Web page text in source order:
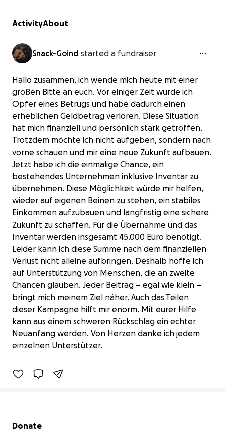
ActivityAbout
Snack-Goind started a fundraiser
Hallo zusammen, ich wende mich heute mit einer
großen Bitte an euch. Vor einiger Zeit wurde ich
Opfer eines Betrugs und habe dadurch einen
erheblichen Geldbetrag verloren. Diese Situation
hat mich finanziell und persönlich stark getroffen.
Trotzdem möchte ich nicht aufgeben, sondern nach
vorne schauen und mir eine neue Zukunft aufbauen.
Jetzt habe ich die einmalige Chance, ein
bestehendes Unternehmen inklusive Inventar zu
übernehmen. Diese Möglichkeit würde mir helfen,
wieder auf eigenen Beinen zu stehen, ein stabiles
Einkommen aufzubauen und langfristig eine sichere
Zukunft zu schaffen. Für die Übernahme und das
Inventar werden insgesamt 45.000 Euro benötigt.
Leider kann ich diese Summe nach dem finanziellen
Verlust nicht alleine aufbringen. Deshalb hoffe ich
auf Unterstützung von Menschen, die an zweite
Chancen glauben. Jeder Beitrag – egal wie klein –
bringt mich meinem Ziel näher. Auch das Teilen
dieser Kampagne hilft mir enorm. Mit eurer Hilfe
kann aus einem schweren Rückschlag ein echter
Neuanfang werden. Von Herzen danke ich jedem
einzelnen Unterstützer.
Hilfe für einen Neuanfang –
Unterstützung zur Übernahme eine
€0 raised
Secondary menu
Donate